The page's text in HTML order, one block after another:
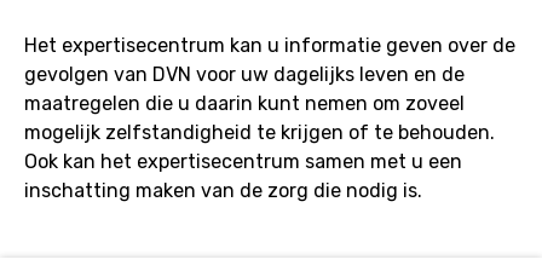
of
ouder
van
iemand
met
DVN
betekenen?
Het expertisecentrum kan u informatie geven over de
gevolgen van DVN voor uw dagelijks leven en de
maatregelen die u daarin kunt nemen om zoveel
mogelijk zelfstandigheid te krijgen of te behouden.
Ook kan het expertisecentrum samen met u een
inschatting maken van de zorg die nodig is.